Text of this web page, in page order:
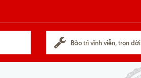
Bảo trì vĩnh viễn, trọn đời